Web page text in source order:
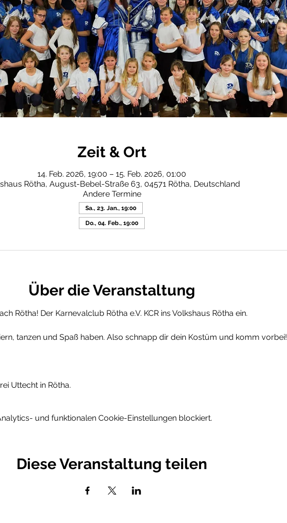
Zeit & Ort
14. Feb. 2026, 19:00 – 15. Feb. 2026, 01:00
Rötha, August-Bebel-Straße 63, 04571 Rötha, Deutschland
Andere Termine
Sa., 23. Jan., 19:00
Do., 04. Feb., 19:00
Über die Veranstaltung
Rötha! Der Karnevalclub Rötha e.V. KCR ins Volkshaus Rötha ein.
tanzen und Spaß haben. Also schnapp dir dein Kostüm und komm vorbei!
Uttecht in Rötha.
und funktionalen Cookie-Einstellungen blockiert.
Diese Veranstaltung teilen